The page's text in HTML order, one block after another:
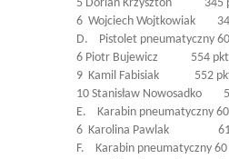
5 Dorian Krzysztoń 345
6 Wojciech Wojtkowiak
D. Pistolet pneumatyczny
6 Piotr Bujewicz 554 pkt
9 Kamil Fabisiak 552
10 Stanisław
E. Karabin pneumatyczny
6 Karolina Pawlak
F. Karabin pneumatyczny